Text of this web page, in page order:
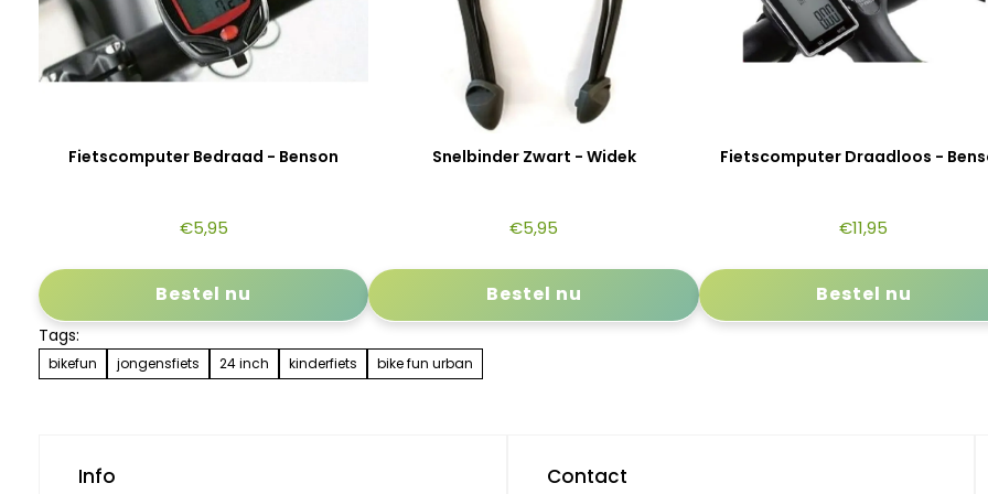
Fietscomputer Bedraad - Benson
€5,95
Bestel nu
Snelbinder Zwart - Widek
€5,95
Bestel nu
Fietscomputer Draadloos -
€11,95
Bestel nu
Tags:
bikefun jongensfiets 24 inch kinderfiets bike fun urban
Info Contact